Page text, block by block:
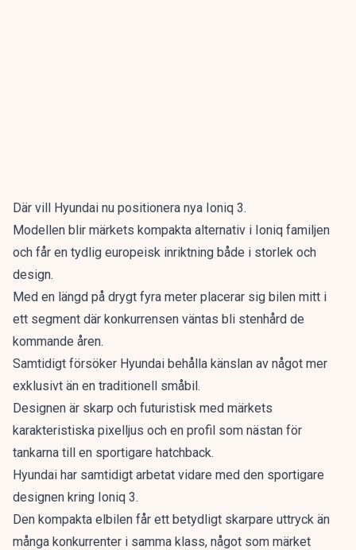
Där vill Hyundai nu positionera nya Ioniq 3.
Modellen blir märkets kompakta alternativ i Ioniq familjen
och får en tydlig europeisk inriktning både i storlek och
design.
Med en längd på drygt fyra meter placerar sig bilen mitt i
ett segment där konkurrensen väntas bli stenhård de
kommande åren.
Samtidigt försöker Hyundai behålla känslan av något mer
exklusivt än en traditionell småbil.
Designen är skarp och futuristisk med märkets
karakteristiska pixelljus och en profil som nästan för
tankarna till en sportigare hatchback.
Hyundai har samtidigt arbetat vidare med den sportigare
designen kring Ioniq 3.
Den kompakta elbilen får ett betydligt skarpare uttryck än
många konkurrenter i samma klass, något som märket